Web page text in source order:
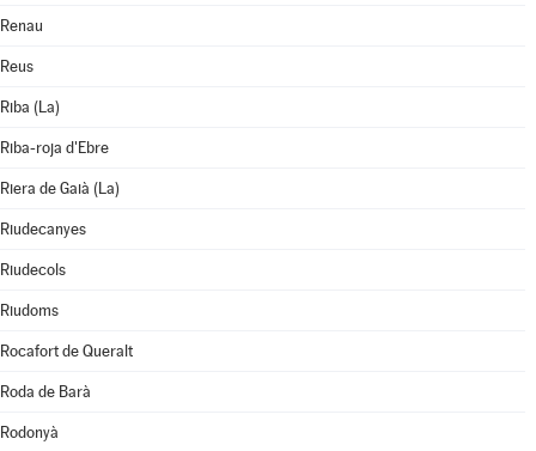
Renau
Reus
Riba (La)
Riba-roja d'Ebre
Riera de Gaià (La)
Riudecanyes
Riudecols
Riudoms
Rocafort de Queralt
Roda de Barà
Rodonyà